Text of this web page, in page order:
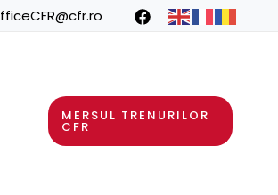
MERSUL TRENURILOR
CFR